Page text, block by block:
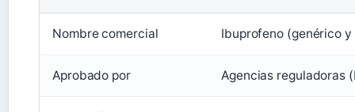
Nombre comercial Ibuprofeno (genérico
Aprobado por Agencias reguladoras